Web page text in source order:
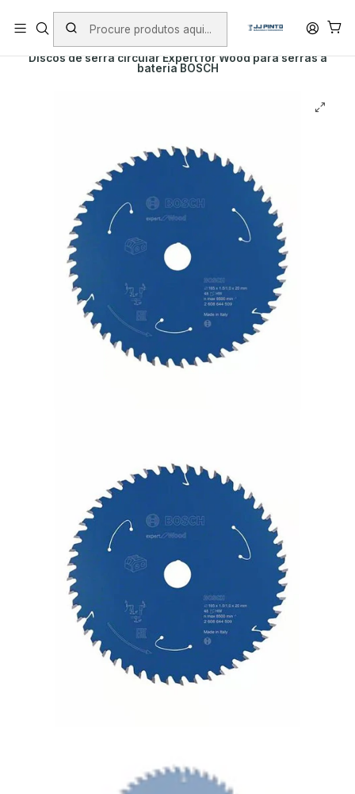
PORTES INCLUÍDOS EM ENCOMENDAS +75€ (excepto ilhas)
Início PRODUTOS ACESSÓRIOS
DISCOS DE SERRA
Discos de serra circular Expert for Wood para serras a
bateria BOSCH